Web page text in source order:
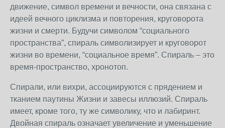
движение, символ времени и вечности, она связана с
идеей вечного циклизма и повторения, круговорота
жизни и смерти. Будучи символом “социального
пространства”, спираль символизирует и круговорот
жизни во времени, “социальное время”. Спираль – это
время-пространство, хронотоп.
Спирали, или вихри, ассоциируются с прядением и
тканием паутины Жизни и завесы иллюзий. Спираль
имеет, кроме того, ту же символику, что и лабиринт.
Двойная спираль означает увеличение и уменьшение